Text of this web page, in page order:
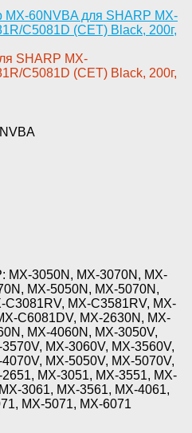
SHARP MX-
C5081D (CET) Black­, 200г,
MX-3050N, MX-3070N, MX-
MX-5050N, MX-5070N,
C3081RV, MX-C3581RV, MX-
C6081DV, MX-2630N, MX-
MX-4060N, MX-3050V,
MX-3060V, MX-3560V,
MX-5050V, MX-5070V,
MX-3051, MX-3551, MX-
3061, MX-3561, MX-4061,
MX-5071, MX-6071